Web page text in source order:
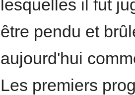
lesquelles il fut
être pendu et
aujourd'hui
Les premiers